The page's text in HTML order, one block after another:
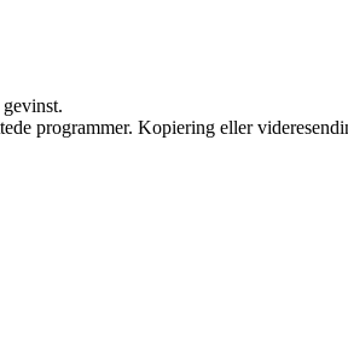
programmer. Kopiering eller